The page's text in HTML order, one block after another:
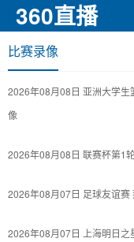
360直播
比赛录像
2026年08月08日 亚洲大学生
像
2026年08月08日 联赛杯第1
2026年08月07日 足球友谊赛
2026年08月07日 上海明日之